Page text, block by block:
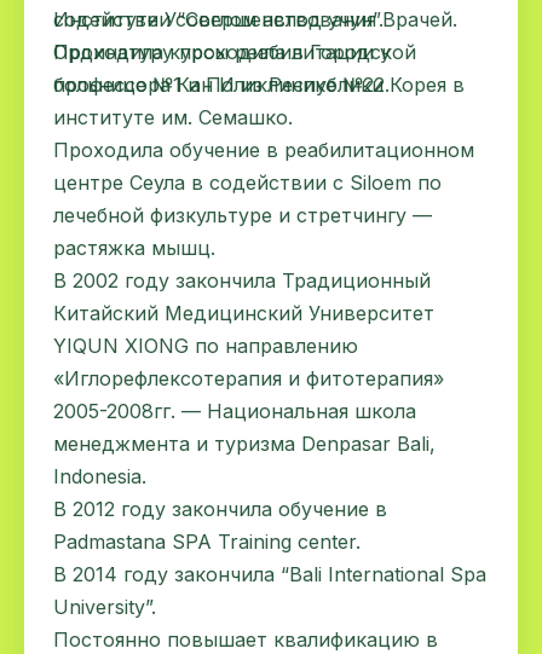
Институте Усовершенствования Врачей.
Ординатуру проходила в Городской
больнице №1 и Поликлинике №22.
содействии “Соглом авлод учун”.
Проходила курсы реабилитации у
профессора Кан И из Республики Корея в
институте им. Семашко.
Проходила обучение в реабилитационном
центре Сеула в содействии с Siloem по
лечебной физкультуре и стретчингу —
растяжка мышц.
В 2002 году закончила Традиционный
Китайский Медицинский Университет
YIQUN XIONG по направлению
«Иглорефлексотерапия и фитотерапия»
2005-2008гг. — Национальная школа
менеджмента и туризма Denpasar Bali,
Indonesia.
В 2012 году закончила обучение в
Padmastana SPA Training center.
В 2014 году закончила “Bali International Spa
University”.
Постоянно повышает квалификацию в